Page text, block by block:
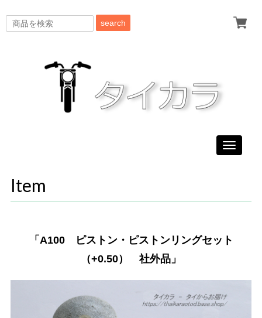
search
Toggle
Item
「A100 ピストン・ピストンリングセット
（+0.50） 社外品」